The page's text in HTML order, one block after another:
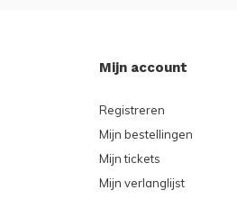
Mijn account
Registreren
Mijn bestellingen
Mijn tickets
Mijn verlanglijst